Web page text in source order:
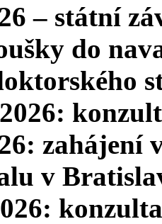
– státní
do
v